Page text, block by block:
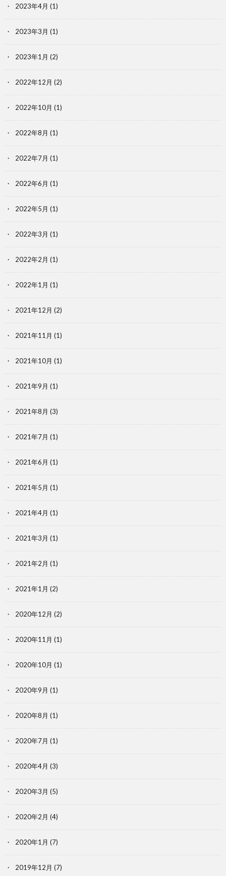
2023年4月 (1)
2023年3月 (1)
2023年1月 (2)
2022年12月 (2)
2022年10月 (1)
2022年8月 (1)
2022年7月 (1)
2022年6月 (1)
2022年5月 (1)
2022年3月 (1)
2022年2月 (1)
2022年1月 (1)
2021年12月 (2)
2021年11月 (1)
2021年10月 (1)
2021年9月 (1)
2021年8月 (3)
2021年7月 (1)
2021年6月 (1)
2021年5月 (1)
2021年4月 (1)
2021年3月 (1)
2021年2月 (1)
2021年1月 (2)
2020年12月 (2)
2020年11月 (1)
2020年10月 (1)
2020年9月 (1)
2020年8月 (1)
2020年7月 (1)
2020年4月 (3)
2020年3月 (5)
2020年2月 (4)
2020年1月 (7)
2019年12月 (7)